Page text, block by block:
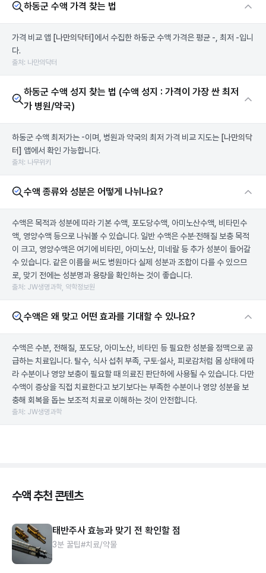
하동군 수액 가격 찾는 법
가격 비교 앱 [나만의닥터] 에서 수집한 하동군 수액 가격은 평균 -, 최저 -입니
다.
출처: 나만의닥터
하동군 수액 성지 찾는 법 (수액 성지 : 가격이 가장 싼 최저
가 병원/약국)
하동군 수액 최저가는 -이며, 병원과 약국의 최저 가격 비교 지도는 [나만의닥
터] 앱에서 확인 가능합니다.
출처: 나무위키
수액 종류와 성분은 어떻게 나뉘나요?
수액은 목적과 성분에 따라 기본 수액, 포도당수액, 아미노산수액, 비타민수
액, 영양수액 등으로 나눠볼 수 있습니다. 일반 수액은 수분·전해질 보충 목적
이 크고, 영양수액은 여기에 비타민, 아미노산, 미네랄 등 추가 성분이 들어갈
수 있습니다. 같은 이름을 써도 병원마다 실제 성분과 조합이 다를 수 있으므
로, 맞기 전에는 성분명과 용량을 확인하는 것이 좋습니다.
출처: JW생명과학, 약학정보원
수액은 왜 맞고 어떤 효과를 기대할 수 있나요?
수액은 수분, 전해질, 포도당, 아미노산, 비타민 등 필요한 성분을 정맥으로 공
급하는 치료입니다. 탈수, 식사 섭취 부족, 구토·설사, 피로감처럼 몸 상태에 따
라 수분이나 영양 보충이 필요할 때 의료진 판단하에 사용될 수 있습니다. 다만
수액이 증상을 직접 치료한다고 보기보다는 부족한 수분이나 영양 성분을 보
충해 회복을 돕는 보조적 치료로 이해하는 것이 안전합니다.
출처: JW생명과학
수액 추천 콘텐츠
태반주사 효능과 맞기 전 확인할 점
3분 꿀팁#치료/약물